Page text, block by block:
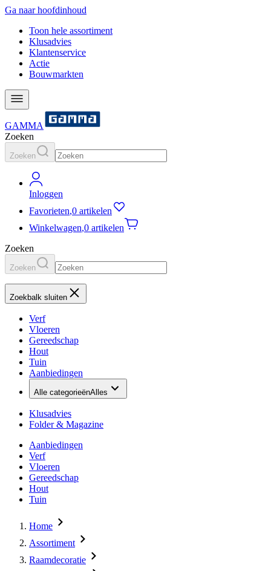
Ga naar hoofdinhoud
Toon hele assortiment
Klusadvies
Klantenservice
Actie
Bouwmarkten
GAMMA
Zoeken
Zoeken
Inloggen
Favorieten,0 artikelen
Winkelwagen,0 artikelen
Zoeken
Zoeken
Zoekbalk sluiten
Verf
Vloeren
Gereedschap
Hout
Tuin
Aanbiedingen
Alle categorieënAlles
Klusadvies
Folder & Magazine
Aanbiedingen
Verf
Vloeren
Gereedschap
Hout
Tuin
Home
Assortiment
Raamdecoratie